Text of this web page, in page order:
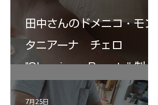
田中さんのドメニコ・モン
タニアーナ チェロ
"Sleeping・Beauty” 制作
記 30
7月25日